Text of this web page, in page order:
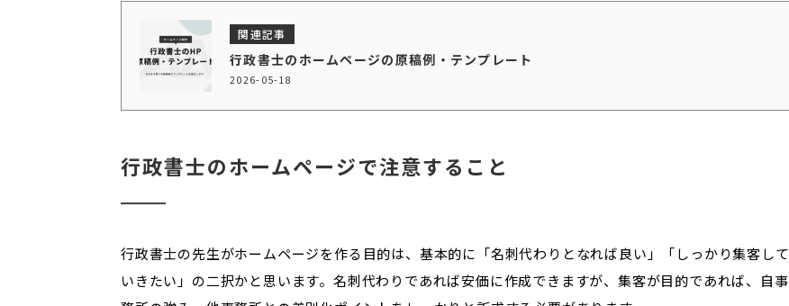
行政書士のホームページの原稿例・テンプレート
2026-05-18
行政書士のホームページで注意すること
行政書士の先生がホームページを作る目的は、基本的に「名刺代わりとなれば良い」「しっかり集客して
いきたい」の二択かと思います。名刺代わりであれば安価に作成できますが、集客が目的であれば、自事